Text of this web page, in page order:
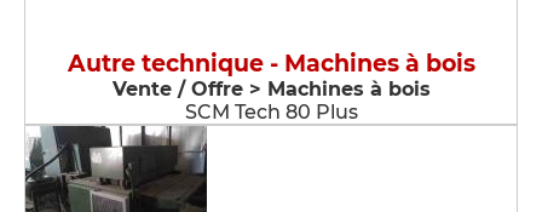
Autre technique - Machines à bois
Vente / Offre > Machines à bois
SCM Tech 80 Plus